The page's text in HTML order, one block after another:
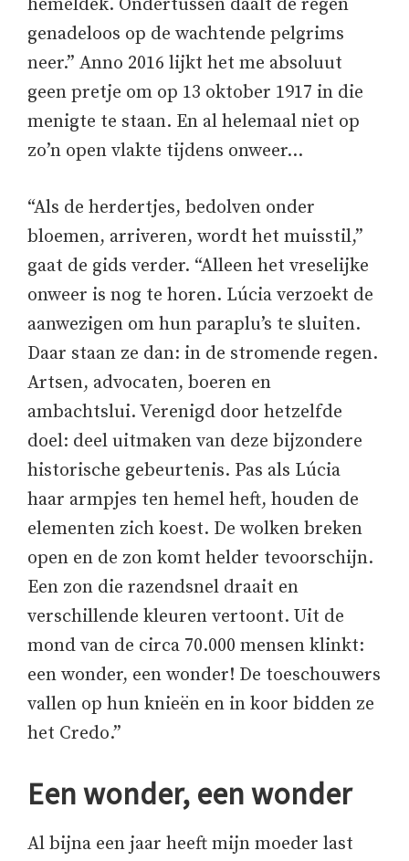
hemeldek. Ondertussen daalt de regen
genadeloos op de wachtende pelgrims
neer.” Anno 2016 lijkt het me absoluut
geen pretje om op 13 oktober 1917 in die
menigte te staan. En al helemaal niet op
zo’n open vlakte tijdens onweer…
“Als de herdertjes, bedolven onder
bloemen, arriveren, wordt het muisstil,”
gaat de gids verder. “Alleen het vreselijke
onweer is nog te horen. Lúcia verzoekt de
aanwezigen om hun paraplu’s te sluiten.
Daar staan ze dan: in de stromende regen.
Artsen, advocaten, boeren en
ambachtslui. Verenigd door hetzelfde
doel: deel uitmaken van deze bijzondere
historische gebeurtenis. Pas als Lúcia
haar armpjes ten hemel heft, houden de
elementen zich koest. De wolken breken
open en de zon komt helder tevoorschijn.
Een zon die razendsnel draait en
verschillende kleuren vertoont. Uit de
mond van de circa 70.000 mensen klinkt:
een wonder, een wonder! De toeschouwers
vallen op hun knieën en in koor bidden ze
het Credo.”
Een wonder, een wonder
Al bijna een jaar heeft mijn moeder last